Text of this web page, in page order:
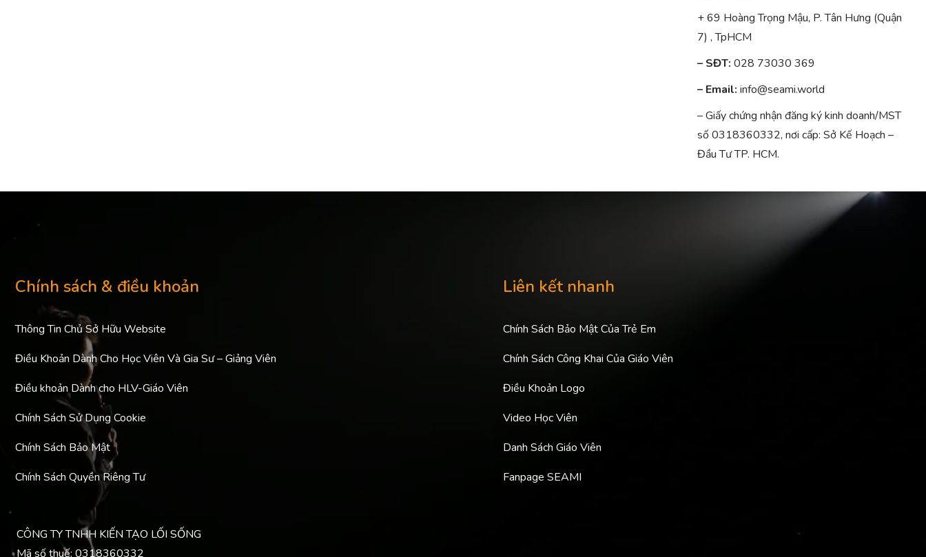
+ 69 Hoàng Trọng Mậu, P. Tân Hưng (Quận
7) , TpHCM
– SĐT: 028 73030 369
– Email: info@seami.world
– Giấy chứng nhận đăng ký kinh doanh/MST
số 0318360332, nơi cấp: Sở Kế Hoạch –
Đầu Tư TP. HCM.
Chính sách & điều khoản
Thông Tin Chủ Sở Hữu Website
Điều Khoản Dành Cho Học Viên Và Gia Sư – Giảng Viên
Điều khoản Dành cho HLV-Giáo Viên
Chính Sách Sử Dụng Cookie
Chính Sách Bảo Mật
Chính Sách Quyền Riêng Tư
Liên kết nhanh
Chính Sách Bảo Mật Của Trẻ Em
Chính Sách Công Khai Của Giáo Viên
Điều Khoản Logo
Video Học Viên
Danh Sách Giáo Viên
Fanpage SEAMI
CÔNG TY TNHH KIẾN TẠO LỐI SỐNG
Mã số thuế: 0318360332